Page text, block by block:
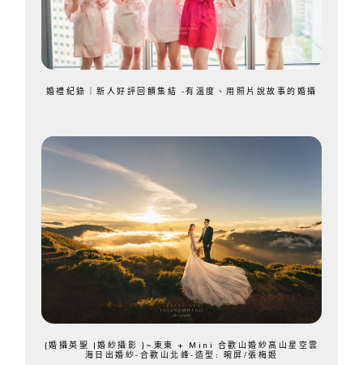
婚禮紀錄｜新人好評回饋集結 -有溫度、用照片說故事的婚攝
{婚攝英聖 |婚紗攝影 }~東東 + Mini 合歡山婚紗高山星空雲
海日出婚紗-合歡山北峰-造型: 晼屏/張梅姬